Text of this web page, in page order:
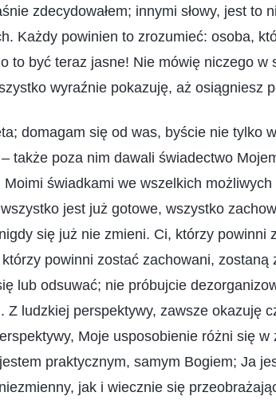
zdecydowałem; innymi słowy, jest to
Każdy powinien to zrozumieć: osoba,
to być teraz jasne! Nie mówię niczego w
wyraźnie pokazuję, aż osiągniesz
domagam się od was, byście nie tylko
także poza nim dawali świadectwo
świadkami we wszelkich
jest już gotowe, wszystko
się już nie zmieni. Ci, którzy powinni
powinni zostać zachowani, zostaną
lub odsuwać; nie próbujcie
ludzkiej perspektywy, zawsze okazuję
Moje usposobienie różni się
praktycznym, samym Bogiem; Ja
jak i wiecznie się